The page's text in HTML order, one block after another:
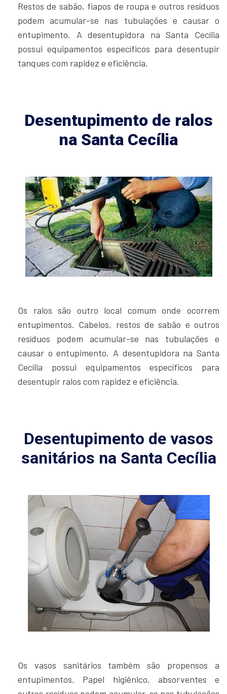
Restos de sabão, fiapos de roupa e outros resíduos
podem acumular-se nas tubulações e causar o
entupimento. A desentupidora na Santa Cecília
possui equipamentos específicos para desentupir
tanques com rapidez e eficiência.
Desentupimento de ralos
na Santa Cecília
Os ralos são outro local comum onde ocorrem
entupimentos. Cabelos, restos de sabão e outros
resíduos podem acumular-se nas tubulações e
causar o entupimento. A desentupidora na Santa
Cecília possui equipamentos específicos para
desentupir ralos com rapidez e eficiência.
Desentupimento de vasos
sanitários na Santa Cecília
Os vasos sanitários também são propensos a
entupimentos. Papel higiênico, absorventes e